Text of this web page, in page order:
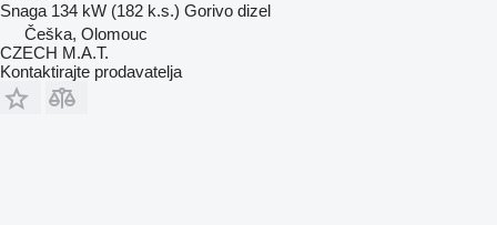
Snaga 134 kW (182 k.s.) Gorivo dizel
Češka, Olomouc
CZECH M.A.T.
Kontaktirajte prodavatelja